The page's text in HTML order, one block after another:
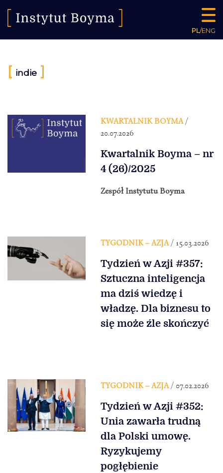
PL/ENG
[ indie ]
KWARTALNIK BOYMA/
20.07.2026
Kwartalnik Boyma – nr
4 (26)/2025
Zespół Instytutu Boyma
TYGODNIK – AZJA/ 15.03.2026
Tydzień w Azji #357:
Sztuczna inteligencja
ma dziś wiedzę i
władzę. Dla biznesu to
się może źle skończyć
TYGODNIK – AZJA/ 07.02.2026
Tydzień w Azji #352:
Unia zawarła trudną
dla Polski umowę.
Ryzykujemy
pogłębienie